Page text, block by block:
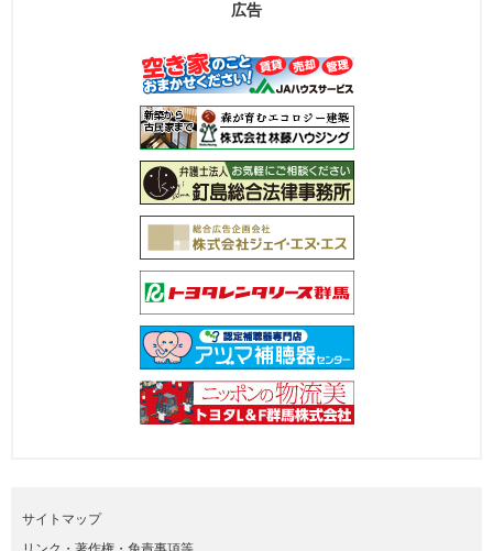
広告
サイトマップ